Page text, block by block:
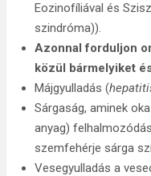
Eozinofíliával és
szindróma)).
Azonnal forduljon
közül bármelyiket
Májgyulladás (
Sárgaság, aminek
anyag)
szemfehérje sárga
Vesegyulladás a